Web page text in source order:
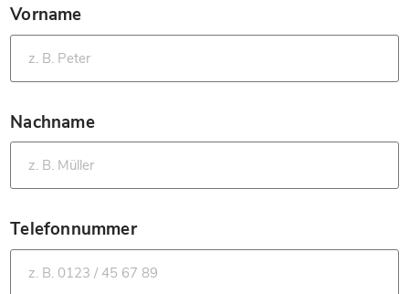
Vorname
*
Nachname
*
Telefonnummer
*